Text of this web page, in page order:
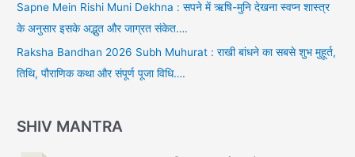
Sapne Mein Rishi Muni Dekhna : सपने में ऋषि-मुनि देखना स्वप्न शास्त्र
के अनुसार इसके अद्भुत और जाग्रत संकेत….
Raksha Bandhan 2026 Subh Muhurat : राखी बांधने का सबसे शुभ मुहूर्त,
तिथि, पौराणिक कथा और संपूर्ण पूजा विधि….
SHIV MANTRA